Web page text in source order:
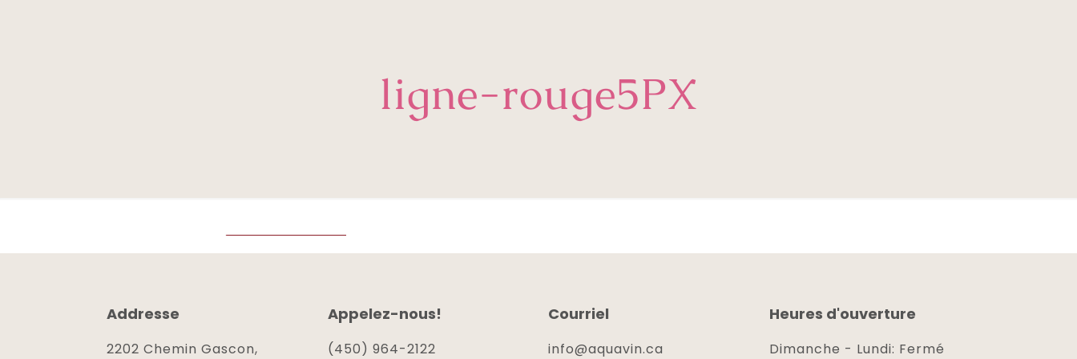
ligne-rouge5PX
Addresse
2202 Chemin Gascon,
Appelez-nous!
(450) 964-2122
Courriel
info@aquavin.ca
Heures d'ouverture
Dimanche - Lundi: Fermé